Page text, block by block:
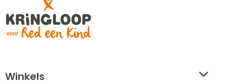
Winkels